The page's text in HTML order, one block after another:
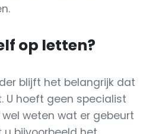
op letten?
blijft het belangrijk dat
U hoeft geen specialist
weten wat er gebeurt